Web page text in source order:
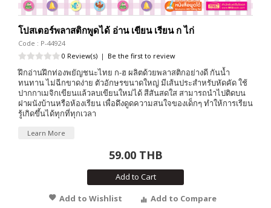
โปสเตอร์พลาสติกพูดได้ อ่าน เขียน เรียน ก ไก่
Code : P-44924
0 Review(s) | Be the first to review
ฝึกอ่านฝึกท่องพยัญชนะไทย ก-ฮ ผลิตด้วยพลาสติกอย่างดี กันน้ำ
ทนทาน ไม่ฉีกขาดง่าย ตัวอักษรขนาดใหญ่ มีเส้นประสำหรับหัดคัด ใช้
ปากกาเมจิกเขียนแล้วลบเขียนใหม่ได้ สีสันสดใส สามารถนำไปติดบน
ฝาผนังบ้านหรือห้องเรียน เพื่อดึงดูดความสนใจของเด็กๆ ทำให้การเรียน
รู้เกิดขึ้นได้ทุกที่ทุกเวลา
Learn More
59.00 THB
Add to Cart
Add to Wishlist
Add to Compare